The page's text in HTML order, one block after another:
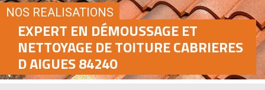
NOS REALISATIONS
EXPERT EN DÉMOUSSAGE ET
NETTOYAGE DE TOITURE CABRIERES
D AIGUES 84240